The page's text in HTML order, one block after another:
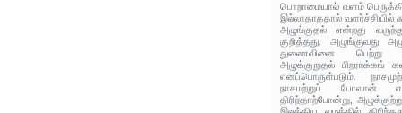
பொறாமையால் வளம்
இல்லாதாததால் வளர்ச்சியில்
அழுங்குதல் என்றது
குறித்தது. அழுங்குவது
துணைவினை பெற்று
அழுக்குறுதல் பிறராக்கங்
எனப்பொருள்படும்.
நாசமற்றுப் போவான்
திரிந்தாற்போன்று,